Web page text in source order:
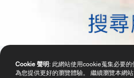
Cookie 聲明 : 此網站使用cookie蒐集必要
為您提供更好的瀏覽體驗。 繼續瀏覽本網